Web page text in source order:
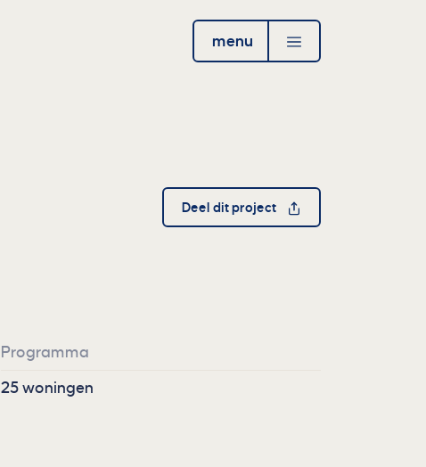
open
menu
Deel dit project
Programma
25 woningen